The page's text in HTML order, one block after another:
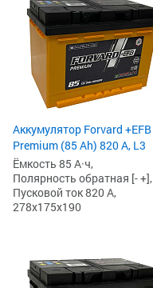
Аккумулятор Forvard +EFB
Premium (85 Ah) 820 А, L3
Ёмкость 85 А·ч,
Полярность обратная [- +],
Пусковой ток 820 А,
278x175x190